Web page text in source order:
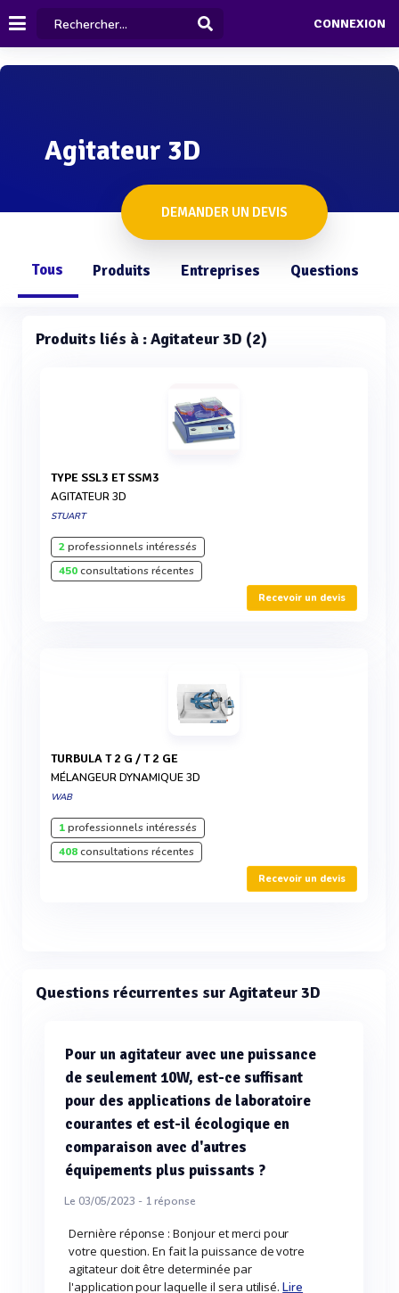
CONNEXION
Agitateur 3D
DEMANDER UN DEVIS
Tous Produits Entreprises Questions
Produits liés à : Agitateur 3D (2)
TYPE SSL3 ET SSM3
AGITATEUR 3D
STUART
2professionnels intéressés
450consultations récentes
Recevoir un devis
TURBULA T 2 G / T 2 GE
MÉLANGEUR DYNAMIQUE 3D
WAB
1professionnels intéressés
408consultations récentes
Recevoir un devis
Questions récurrentes sur Agitateur 3D
Pour un agitateur avec une puissance
de seulement 10W, est-ce suffisant
pour des applications de laboratoire
courantes et est-il écologique en
comparaison avec d'autres
équipements plus puissants ?
Le 03/05/2023 - 1réponse
Dernière réponse : Bonjour et merci pour
votre question. En fait la puissance de votre
agitateur doit être determinée par
l'application pour laquelle il sera utilisé.Lire